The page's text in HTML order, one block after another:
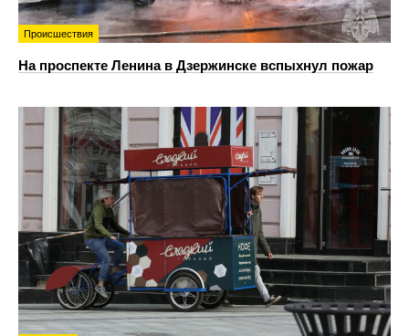
Происшествия
На проспекте Ленина в Дзержинске вспыхнул пожар